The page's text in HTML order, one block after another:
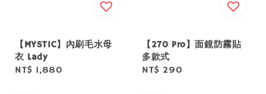
【MYSTIC】內刷毛水母
衣 Lady
Regular
NT$ 1,880
【270 Pro】面鏡防霧貼
多款式
Regular
NT$ 290